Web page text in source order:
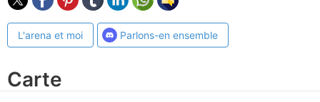
L'arena et moi Parlons-en ensemble
Carte